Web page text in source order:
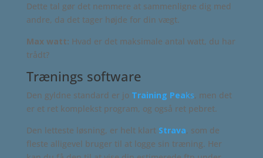
Dette tal gør det nemmere at sammenligne dig med
andre, da det tager højde for din vægt.
Max watt: Hvad er det maksimale antal watt, du har
trådt?
Trænings software
Den gyldne standard er jo Training Peaks, men det
er et ret komplekst program, og også ret pebret.
Den letteste løsning, er helt klart Strava, som de
fleste alligevel bruger til at logge sin træning. Her